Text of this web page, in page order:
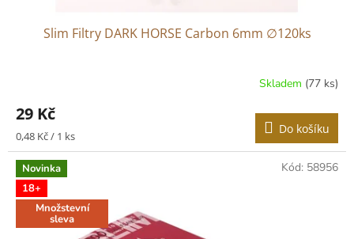
Slim Filtry DARK HORSE Carbon 6mm ∅120ks
Skladem (77 ks)
29 Kč
Měrná
cena:
0,48 Kč / 1 ks Do košíku
Novinka
18+
Množstevní
sleva
Kód: 58956